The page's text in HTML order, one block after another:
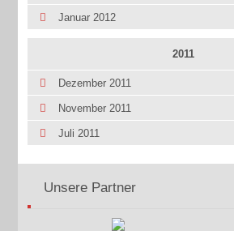
Januar 2012
2011
Dezember 2011
November 2011
Juli 2011
Unsere Partner